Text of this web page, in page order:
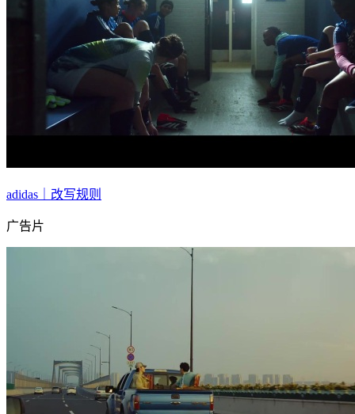
adidas｜改写规则
广告片